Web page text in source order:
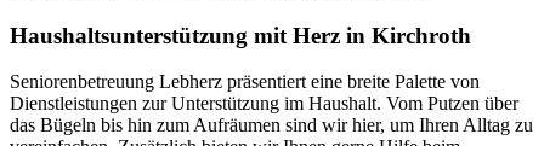
Haushalts­unterstützung mit Herz in Kirchroth
Seniorenbetreuung Lebherz präsentiert eine breite Palette von
Dienstleistungen zur Unterstützung im Haushalt. Vom Putzen über
das Bügeln bis hin zum Aufräumen sind wir hier, um Ihren Alltag zu